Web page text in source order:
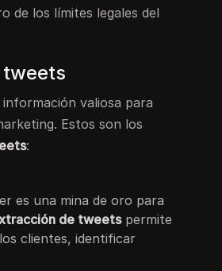
de los límites legales del
tweets
valiosa para
Estos son los
:
es una mina de oro para
de tweetspermite
clientes, identificar